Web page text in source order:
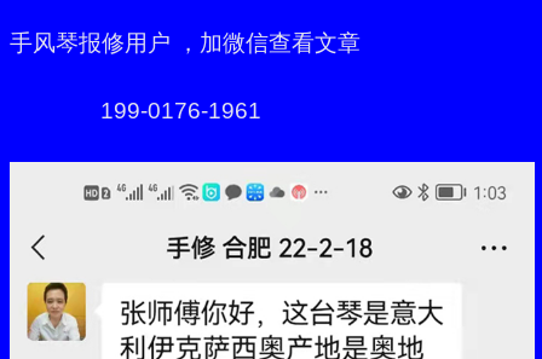
手风琴报修用户 ，加微信查看文章
199-0176-1961